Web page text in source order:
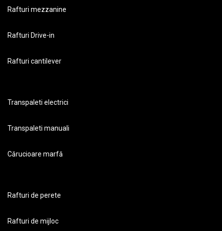
Rafturi mezzanine
Rafturi Drive-in
Rafturi cantilever
Transpaleti electrici
Transpaleti manuali
Cărucioare marfă
Rafturi de perete
Rafturi de mijloc